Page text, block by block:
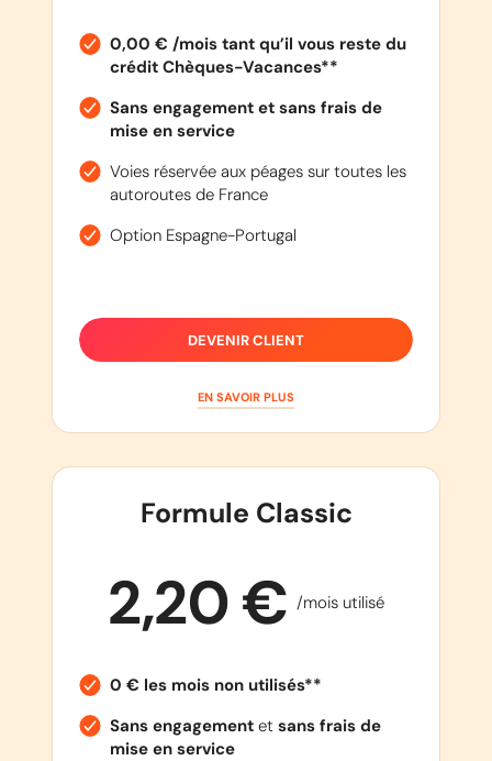
0,00 € /mois tant qu’il vous reste du
crédit Chèques-Vacances**
Sans engagement et sans frais de
mise en service
Voies réservée aux péages sur toutes les
autoroutes de France
Option Espagne-Portugal
DEVENIR CLIENT
EN SAVOIR PLUS
Formule Classic
2,20 € /mois utilisé
0 € les mois non utilisés**
Sans engagementet sans frais de
mise en service